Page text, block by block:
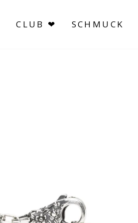
CLUB ❤ SCHMUCK